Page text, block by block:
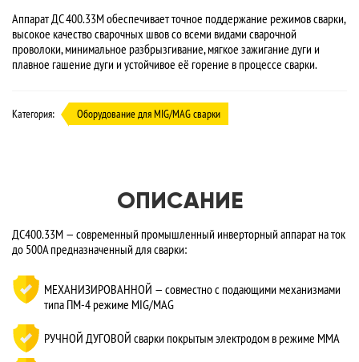
Аппарат ДС 400.33М обеспечивает точное поддержание режимов сварки,
высокое качество сварочных швов со всеми видами сварочной
проволоки, минимальное разбрызгивание, мягкое зажигание дуги и
плавное гашение дуги и устойчивое её горение в процессе сварки.
Категория: Оборудование для MIG/MAG сварки
ОПИСАНИЕ
ДC400.33М — современный промышленный инверторный аппарат на ток
до 500А предназначенный для сварки:
МЕХАНИЗИРОВАННОЙ — совместно с подающими механизмами
типа ПМ-4 режиме MIG/MAG
РУЧНОЙ ДУГОВОЙ сварки покрытым электродом в режиме MMA